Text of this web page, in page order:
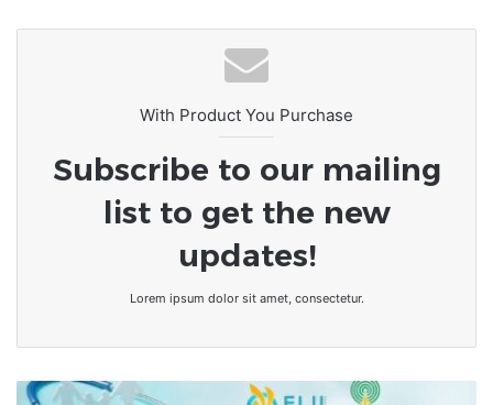
L’Afrique au carrefour des
consciences : le devoir de rompre
avec la culture du naufrage
With Product You Purchase
Subscribe to our mailing
list to get the new
updates!
Lorem ipsum dolor sit amet, consectetur.
TOGO-